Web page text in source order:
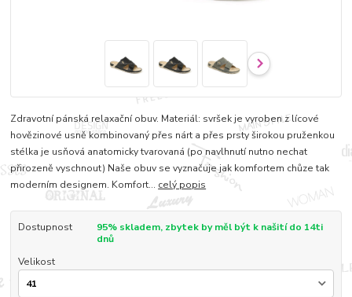
Zdravotní pánská relaxační obuv. Materiál: svršek je vyroben z lícové
hovězinové usně kombinovaný přes nárt a přes prsty širokou pruženkou
stélka je usňová anatomicky tvarovaná (po navlhnutí nutno nechat
přirozeně vyschnout) Naše obuv se vyznačuje jak komfortem chůze tak
moderním designem. Komfort... celý popis
Dostupnost
95% skladem, zbytek by měl být k našití do 14ti
dnů
Velikost